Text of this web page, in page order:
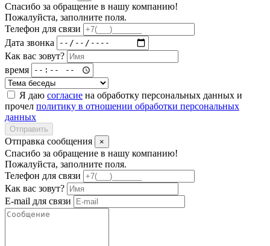
Спасибо за обращение в нашу компанию!
Пожалуйста, заполните поля.
Телефон для связи
Дата звонка
Как вас зовут?
время
Я даю согласие на обработку персональных данных и
прочел политику в отношении обработки персональных
данных
Отправить
Отправка сообщения ×
Спасибо за обращение в нашу компанию!
Пожалуйста, заполните поля.
Телефон для связи
Как вас зовут?
E-mail для связи